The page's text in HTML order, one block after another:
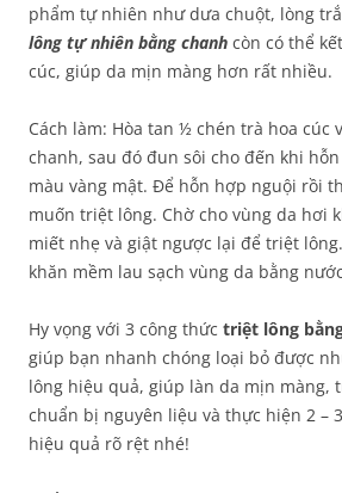
phẩm tự nhiên như dưa chuột, lòng
lông tự nhiên bằng chanh còn có thể
cúc, giúp da mịn màng hơn rất nhiều.
Cách làm: Hòa tan ½ chén trà hoa cúc
chanh, sau đó đun sôi cho đến khi
màu vàng mật. Để hỗn hợp nguội rồi
muốn triệt lông. Chờ cho vùng da hơi
miết nhẹ và giật ngược lại để triệt
khăn mềm lau sạch vùng da bằng
Hy vọng với 3 công thức triệt lông
giúp bạn nhanh chóng loại bỏ được
lông hiệu quả, giúp làn da mịn màng,
chuẩn bị nguyên liệu và thực hiện 2 –
hiệu quả rõ rệt nhé!